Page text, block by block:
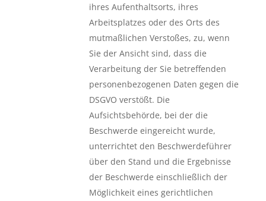
ihres Aufenthaltsorts, ihres
Arbeitsplatzes oder des Orts des
mutmaßlichen Verstoßes, zu, wenn
Sie der Ansicht sind, dass die
Verarbeitung der Sie betreffenden
personenbezogenen Daten gegen die
DSGVO verstößt. Die
Aufsichtsbehörde, bei der die
Beschwerde eingereicht wurde,
unterrichtet den Beschwerdeführer
über den Stand und die Ergebnisse
der Beschwerde einschließlich der
Möglichkeit eines gerichtlichen